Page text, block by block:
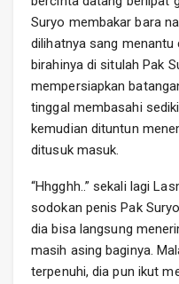
Suryo membakar bara
dilihatnya sang
birahinya di situlah Pak
mempersiapkan
tinggal membasahi
kemudian dituntun
ditusuk masuk.
“Hhgghh..” sekali lagi
sodokan penis Pak
dia bisa langsung
masih asing baginya.
terpenuhi, dia pun ikut